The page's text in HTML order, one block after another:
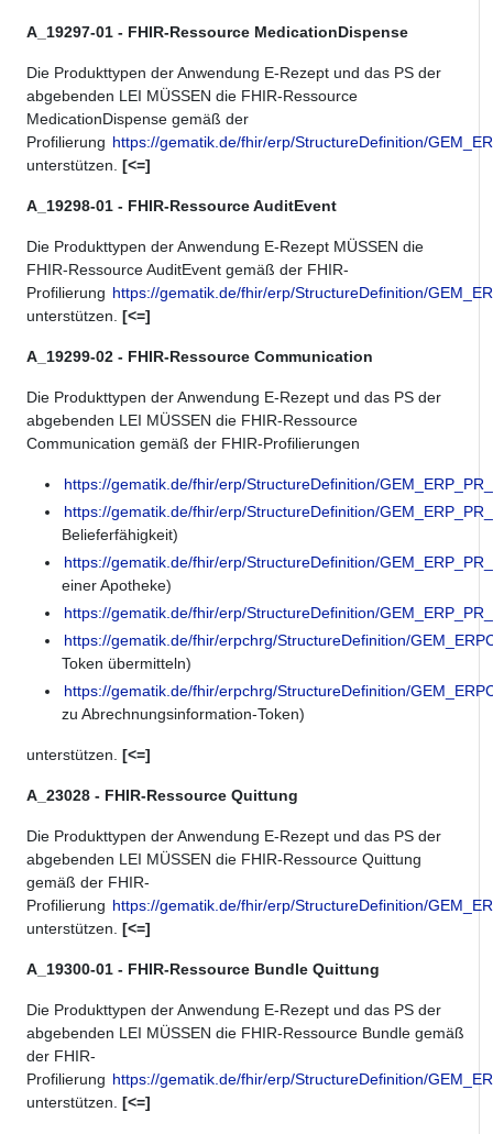
A_19297-01 - FHIR-Ressource MedicationDispense
Die Produkttypen der Anwendung E-Rezept und das PS der
abgebenden LEI MÜSSEN die FHIR-Ressource
MedicationDispense gemäß der
Profilierung https://gematik.de/fhir/erp/StructureDefinition/
unterstützen. [<=]
A_19298-01 - FHIR-Ressource AuditEvent
Die Produkttypen der Anwendung E-Rezept MÜSSEN die
FHIR-Ressource AuditEvent gemäß der FHIR-
Profilierung https://gematik.de/fhir/erp/StructureDefinition/
unterstützen. [<=]
A_19299-02 - FHIR-Ressource Communication
Die Produkttypen der Anwendung E-Rezept und das PS der
abgebenden LEI MÜSSEN die FHIR-Ressource
Communication gemäß der FHIR-Profilierungen
https://gematik.de/fhir/erp/StructureDefinition/
https://gematik.de/fhir/erp/StructureDefinition/
Belieferfähigkeit)
https://gematik.de/fhir/erp/StructureDefinition/
einer Apotheke)
https://gematik.de/fhir/erp/StructureDefinition/
https://gematik.de/fhir/erpchrg/StructureDefinition/
Token übermitteln)
https://gematik.de/fhir/erpchrg/StructureDefinition/
zu Abrechnungsinformation-Token)
unterstützen. [<=]
A_23028 - FHIR-Ressource Quittung
Die Produkttypen der Anwendung E-Rezept und das PS der
abgebenden LEI MÜSSEN die FHIR-Ressource Quittung
gemäß der FHIR-
Profilierung https://gematik.de/fhir/erp/StructureDefinition/
unterstützen. [<=]
A_19300-01 - FHIR-Ressource Bundle Quittung
Die Produkttypen der Anwendung E-Rezept und das PS der
abgebenden LEI MÜSSEN die FHIR-Ressource Bundle gemäß
der FHIR-
Profilierung https://gematik.de/fhir/erp/StructureDefinition/
unterstützen. [<=]